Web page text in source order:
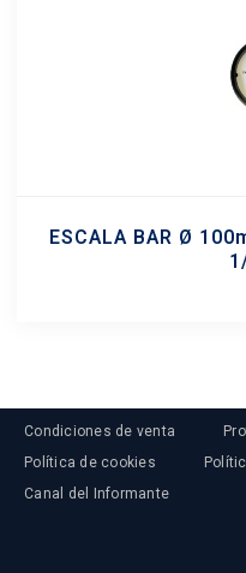
ESCALA BAR Ø
Condiciones de venta
Política de cookies
Canal del Informante